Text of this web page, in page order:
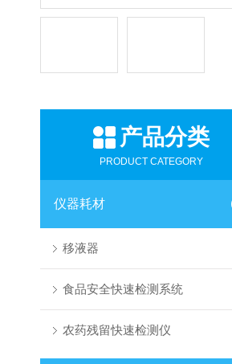
产品分类
PRODUCT CATEGORY
仪器耗材
移液器
食品安全快速检测系统
农药残留快速检测仪